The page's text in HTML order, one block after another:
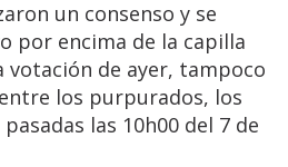
un consenso y se
por encima de la capilla
votación de ayer, tampoco
los purpurados, los
las 10h00 del 7 de